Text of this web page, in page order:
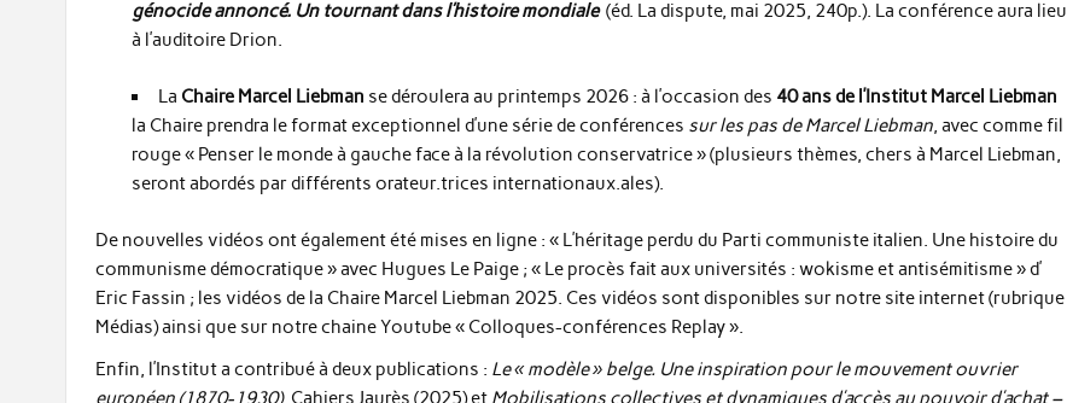
génocide annoncé. Un tournant dans l’histoire mondiale(éd. La dispute, mai 2025, 240p.). La conférence aura lieu
à l’auditoire Drion.
La Chaire Marcel Liebman se déroulera au printemps 2026 : à l’occasion des 40 ans de l’Institut Marcel Liebman
la Chaire prendra le format exceptionnel d’une série de conférences sur les pas de Marcel Liebman, avec comme fil
rouge « Penser le monde à gauche face à la révolution conservatrice » (plusieurs thèmes, chers à Marcel Liebman,
seront abordés par différents orateur.trices internationaux.ales).
De nouvelles vidéos ont également été mises en ligne : « L’héritage perdu du Parti communiste italien. Une histoire du
communisme démocratique » avec Hugues Le Paige ; « Le procès fait aux universités : wokisme et antisémitisme » d’
Eric Fassin ; les vidéos de la Chaire Marcel Liebman 2025. Ces vidéos sont disponibles sur notre site internet (rubrique
Médias) ainsi que sur notre chaine Youtube « Colloques-conférences Replay ».
Enfin, l’Institut a contribué à deux publications : Le « modèle » belge. Une inspiration pour le mouvement ouvrier
européen (1870-1930), Cahiers Jaurès (2025) et Mobilisations collectives et dynamiques d’accès au pouvoir d’achat –